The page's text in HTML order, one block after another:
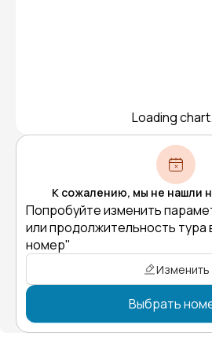
Loading
К сожалению, мы не нашли
Попробуйте изменить
или продолжительность тура
номер"
Изменить
Выбрать